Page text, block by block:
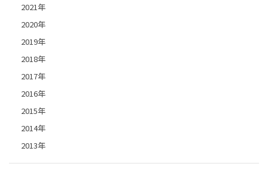
2021年
2020年
2019年
2018年
2017年
2016年
2015年
2014年
2013年